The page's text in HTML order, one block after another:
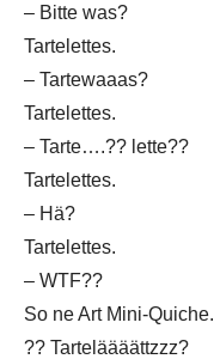
– Bitte was?
Tartelettes.
– Tartewaaas?
Tartelettes.
– Tarte….?? lette??
Tartelettes.
– Hä?
Tartelettes.
– WTF??
So ne Art Mini-
?? Tarteläääättzzz?